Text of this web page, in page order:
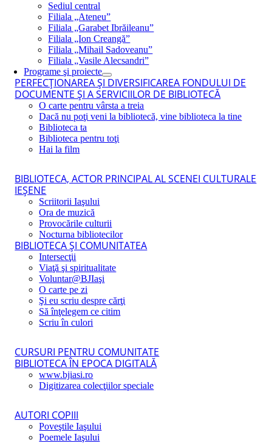
Sediul central
Filiala „Ateneu”
Filiala „Garabet Ibrăileanu”
Filiala „Ion Creangă”
Filiala „Mihail Sadoveanu”
Filiala „Vasile Alecsandri”
Programe şi proiecte
PERFECŢIONAREA ŞI DIVERSIFICAREA FONDULUI DE
DOCUMENTE ŞI A SERVICIILOR DE BIBLIOTECĂ
O carte pentru vârsta a treia
Dacă nu poţi veni la bibliotecă, vine biblioteca la tine
Biblioteca ta
Biblioteca pentru toţi
Hai la film
BIBLIOTECA, ACTOR PRINCIPAL AL SCENEI CULTURALE
IEŞENE
Scriitorii Iaşului
Ora de muzică
Provocările culturii
Nocturna bibliotecilor
BIBLIOTECA ŞI COMUNITATEA
Intersecţii
Viaţă şi spiritualitate
Voluntar@BJIaşi
O carte pe zi
Şi eu scriu despre cărţi
Să înţelegem ce citim
Scriu în culori
CURSURI PENTRU COMUNITATE
BIBLIOTECA ÎN EPOCA DIGITALĂ
www.bjiasi.ro
Digitizarea colecţiilor speciale
AUTORI COPIII
Poveştile Iaşului
Poemele Iaşului